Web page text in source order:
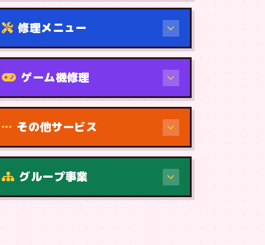
修理メニュー
機種から
ゲーム機修理
その他サービス
グループ事業